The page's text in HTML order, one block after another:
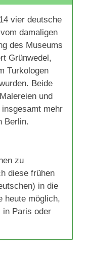
vier deutsche
damaligen
des Museums
Grünwedel,
Turkologen
Beide
und
mehr
Berlin.
zu
diese frühen
in die
heute möglich,
in Paris oder